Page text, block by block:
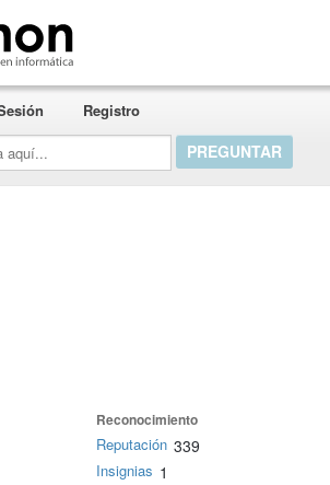
Registro
Reconocimiento
Reputación 339
Insignias 1